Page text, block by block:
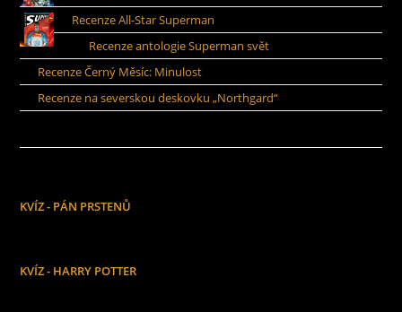
Recenze All-Star Superman
Recenze antologie Superman svět
Recenze Černý Měsíc: Minulost
Recenze na severskou deskovku „Northgard“
KVÍZ - PÁN PRSTENŮ
KVÍZ - HARRY POTTER